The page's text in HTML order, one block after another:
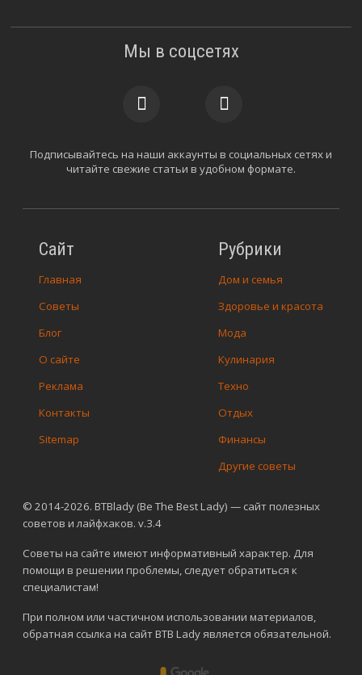
© 2014-2026. BTBlady (Be The Best Lady) — сайт полезных
советов и лайфхаков. v.3.4
Советы на сайте имеют информативный характер. Для
помощи в решении проблемы, следует обратиться к
специалистам!
При полном или частичном использовании материалов,
обратная ссылка на сайт BTB Lady является обязательной.
Сайт
Главная
Советы
Блог
О сайте
Реклама
Контакты
Sitemap
Рубрики
Дом и семья
Здоровье и красота
Мода
Кулинария
Техно
Отдых
Финансы
Другие советы
Мы в соцсетях
Подписывайтесь на наши аккаунты в социальных сетях и
читайте свежие статьи в удобном формате.